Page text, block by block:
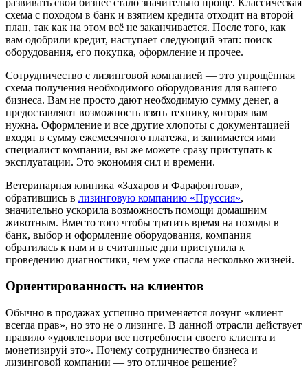
схема с походом в банк и взятием кредита отходит на второй
план, так как на этом всё не заканчивается. После того, как
вам одобрили кредит, наступает следующий этап: поиск
оборудования, его покупка, оформление и прочее.
Сотрудничество с лизинговой компанией — это упрощённая
схема получения необходимого оборудования для вашего
бизнеса. Вам не просто дают необходимую сумму денег, а
предоставляют возможность взять технику, которая вам
нужна. Оформление и все другие хлопоты с документацией
входят в сумму ежемесячного платежа, и занимается ими
специалист компании, вы же можете сразу приступать к
эксплуатации. Это экономия сил и времени.
Ветеринарная клиника «Захаров и Фарафонтова»,
обратившись в лизинговую компанию «Пруссия»,
значительно ускорила возможность помощи домашним
животным. Вместо того чтобы тратить время на походы в
банк, выбор и оформление оборудования, компания
обратилась к нам и в считанные дни приступила к
проведению диагностики, чем уже спасла несколько жизней.
Ориентированность на клиентов
Обычно в продажах успешно применяется лозунг «клиент
всегда прав», но это не о лизинге. В данной отрасли действует
правило «удовлетвори все потребности своего клиента и
монетизируй это». Почему сотрудничество бизнеса и
лизинговой компании — это отличное решение?